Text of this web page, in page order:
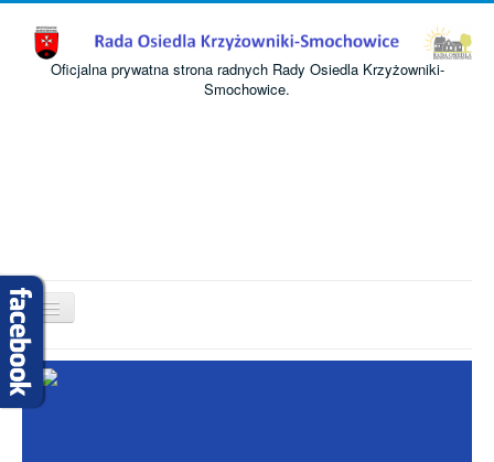
Oficjalna prywatna strona radnych Rady Osiedla Krzyżowniki-
Smochowice.
Przełącz
nawigację
Start
O nas